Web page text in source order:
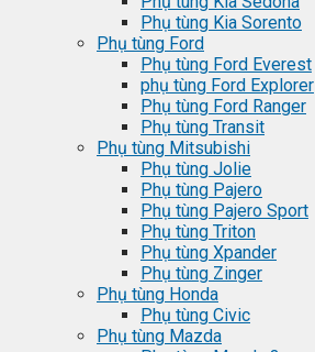
Phụ tùng Kia Sorento
Phụ tùng Ford
Phụ tùng Ford Everest
phụ tùng Ford Explorer
Phụ tùng Ford Ranger
Phụ tùng Transit
Phụ tùng Mitsubishi
Phụ tùng Jolie
Phụ tùng Pajero
Phụ tùng Pajero Sport
Phụ tùng Triton
Phụ tùng Xpander
Phụ tùng Zinger
Phụ tùng Honda
Phụ tùng Civic
Phụ tùng Mazda